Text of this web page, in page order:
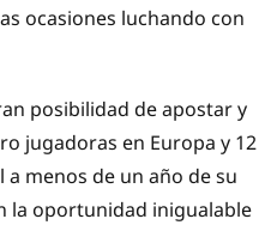
ocasiones luchando con
posibilidad de apostar y
jugadoras en Europa y 12
menos de un año de su
la oportunidad inigualable